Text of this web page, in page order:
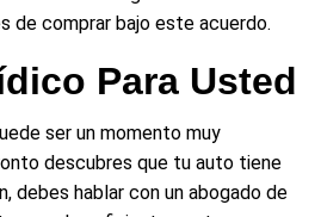
de comprar bajo este acuerdo.
Para Usted
ser un momento muy
descubres que tu auto tiene
debes hablar con un abogado de